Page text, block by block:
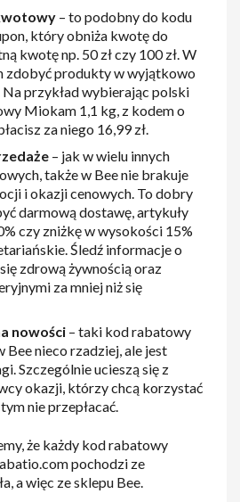
– to podobny do kodu
który obniża kwotę do
kwotę np. 50 zł czy 100 zł. W
zdobyć produkty w wyjątkowo
przykład wybierając polski
Miokam 1,1 kg, z kodem o
za niego 16,99 zł.
– jak w wielu innych
także w Bee nie brakuje
i okazji cenowych. To dobry
darmową dostawę, artykuły
czy zniżkę w wysokości 15%
Śledź informacje o
zdrową żywnością oraz
za mniej niż się
nowości – taki kod rabatowy
Bee nieco rzadziej, ale jest
Szczególnie ucieszą się z
okazji, którzy chcą korzystać
nie przepłacać.
że każdy kod rabatowy
pochodzi ze
a więc ze sklepu Bee.